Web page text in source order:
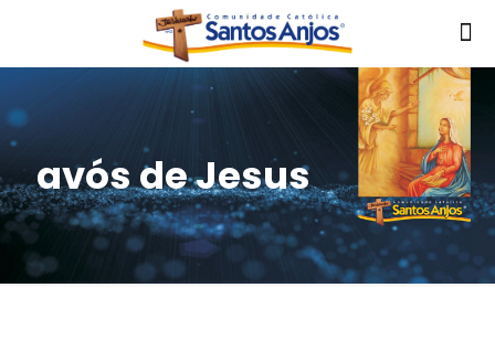
avós de Jesus